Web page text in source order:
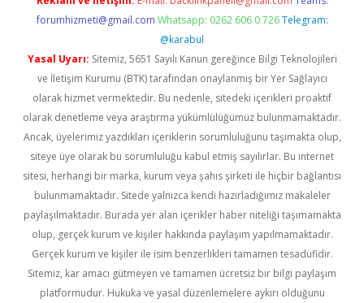
forumhizmeti@gmail.com Whatsapp: 0262 606 0 726 Telegram:
@karabul
Yasal Uyarı: Sitemiz, 5651 Sayılı Kanun gereğince Bilgi Teknolojileri
ve İletişim Kurumu (BTK) tarafından onaylanmış bir Yer Sağlayıcı
olarak hizmet vermektedir. Bu nedenle, sitedeki içerikleri proaktif
olarak denetleme veya araştırma yükümlülüğümüz bulunmamaktadır.
Ancak, üyelerimiz yazdıkları içeriklerin sorumluluğunu taşımakta olup,
siteye üye olarak bu sorumluluğu kabul etmiş sayılırlar. Bu internet
sitesi, herhangi bir marka, kurum veya şahıs şirketi ile hiçbir bağlantısı
bulunmamaktadır. Sitede yalnızca kendi hazırladığımız makaleler
paylaşılmaktadır. Burada yer alan içerikler haber niteliği taşımamakta
olup, gerçek kurum ve kişiler hakkında paylaşım yapılmamaktadır.
Gerçek kurum ve kişiler ile isim benzerlikleri tamamen tesadüfidir.
Sitemiz, kar amacı gütmeyen ve tamamen ücretsiz bir bilgi paylaşım
platformudur. Hukuka ve yasal düzenlemelere aykırı olduğunu